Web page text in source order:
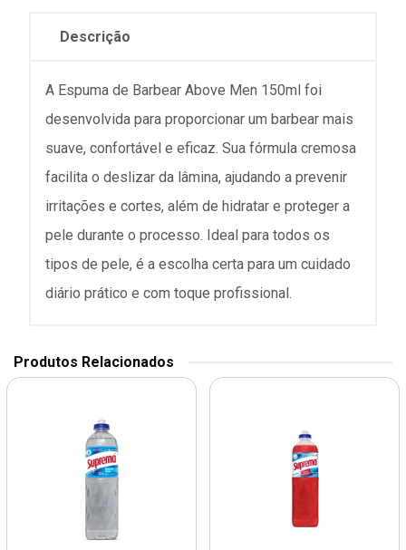
Descrição
A Espuma de Barbear Above Men 150ml foi
desenvolvida para proporcionar um barbear mais
suave, confortável e eficaz. Sua fórmula cremosa
facilita o deslizar da lâmina, ajudando a prevenir
irritações e cortes, além de hidratar e proteger a
pele durante o processo. Ideal para todos os
tipos de pele, é a escolha certa para um cuidado
diário prático e com toque profissional.
Produtos Relacionados